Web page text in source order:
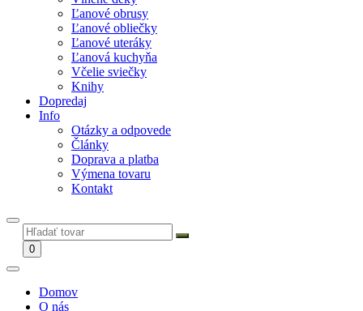
Ľanové obrusy
Ľanové obliečky
Ľanové uteráky
Ľanová kuchyňa
Včelie sviečky
Knihy
Dopredaj
Info
Otázky a odpovede
Články
Doprava a platba
Výmena tovaru
Kontakt
0
Domov
O nás